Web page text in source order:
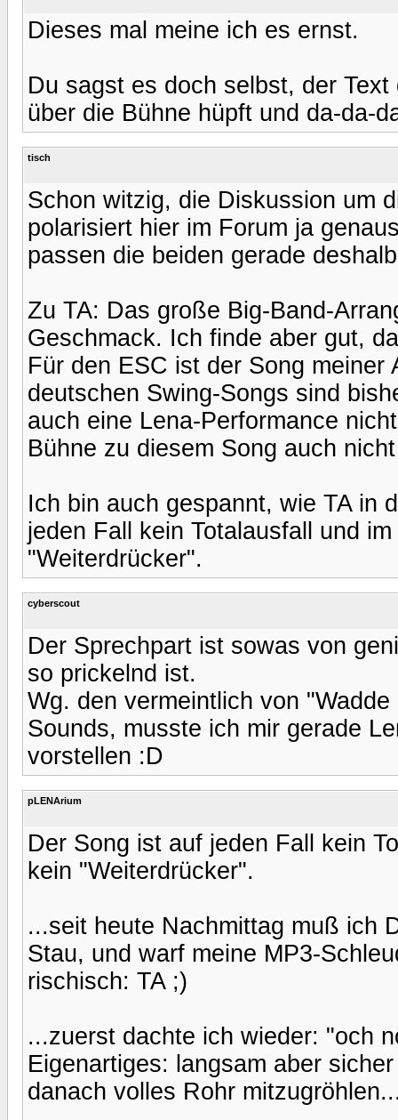
Dieses mal meine ich es ernst.
Du sagst es doch selbst, der
über die Bühne hüpft und da-da-
tisch
Schon witzig, die Diskussion um
polarisiert hier im Forum ja
passen die beiden gerade
Zu TA: Das große Big-Band-
Geschmack. Ich finde aber gut,
Für den ESC ist der Song
deutschen Swing-Songs sind
auch eine Lena-Performance
Bühne zu diesem Song auch
Ich bin auch gespannt, wie TA in
jeden Fall kein Totalausfall und
"Weiterdrücker".
cyberscout
Der Sprechpart ist sowas von
so prickelnd ist.
Wg. den vermeintlich von
Sounds, musste ich mir gerade
vorstellen :D
pLENArium
Der Song ist auf jeden Fall kein
kein "Weiterdrücker".
...seit heute Nachmittag muß ich
Stau, und warf meine MP3-
rischisch: TA ;)
...zuerst dachte ich wieder: "och
Eigenartiges: langsam aber
danach volles Rohr